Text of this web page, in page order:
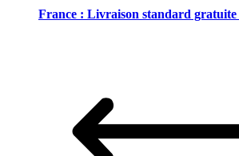
France : Livraison standard gratuite